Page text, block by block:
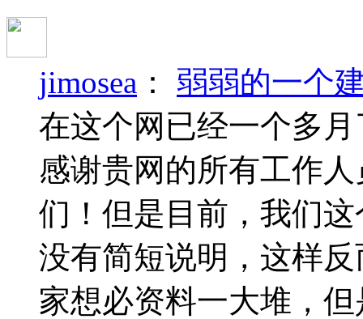
jimosea ： 弱弱的一个
在这个网已经一个多
感谢贵网的所有工作
们！但是目前，我们
没有简短说明，这样
家想必资料一大堆，